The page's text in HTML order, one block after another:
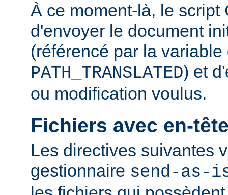
À ce moment-là, le script
d'envoyer le document
(référencé par la
PATH_TRANSLATED) et
ou modification voulus.
Fichiers avec en-
Les directives suivantes
gestionnaire send-as-